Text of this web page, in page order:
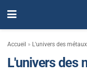
Accueil » L'univers des
L'univers des